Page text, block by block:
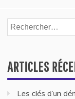
des
Rechercher :
ARTICLES
Les clés d’un